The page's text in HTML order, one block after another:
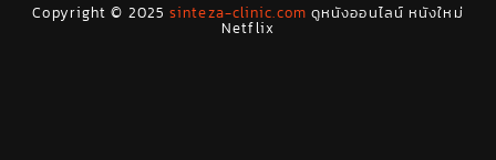
Drama ดราม่า(278)
Copyright © 2025sinteza-clinic.com ดูหนังออนไลน์ หนังใหม่
Netflix